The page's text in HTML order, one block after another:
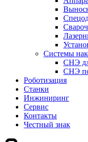
Системы
СНЭ
СНЭ
Роботизация
Станки
Инжиниринг
Сервис
Контакты
Честный знак